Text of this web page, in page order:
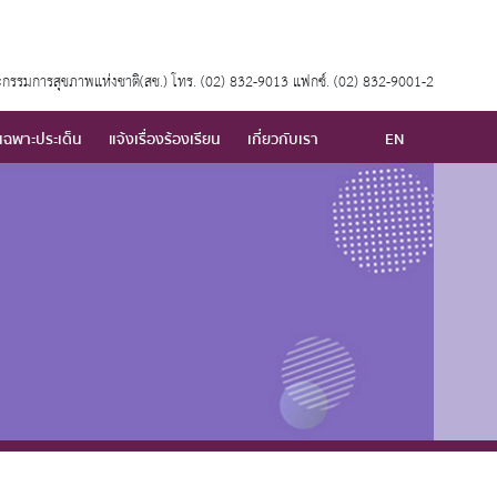
รรมการสุขภาพแห่งชาติ(สช.) โทร. (02) 832-9013 แฟกซ์. (02) 832-9001-2
พาะประเด็น แจ้งเรื่องร้องเรียน เกี่ยวกับเรา EN